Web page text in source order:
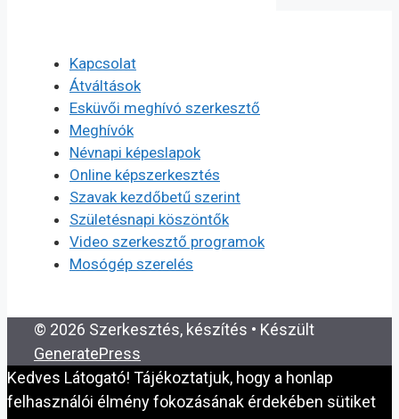
Kapcsolat
Átváltások
Esküvői meghívó szerkesztő
Meghívók
Névnapi képeslapok
Online képszerkesztés
Szavak kezdőbetű szerint
Születésnapi köszöntők
Video szerkesztő programok
Mosógép szerelés
© 2026 Szerkesztés, készítés • Készült
GeneratePress
Kedves Látogató! Tájékoztatjuk, hogy a honlap
felhasználói élmény fokozásának érdekében sütiket